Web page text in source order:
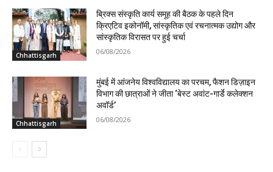
Chhattisgarh
ब्रिक्स संस्कृति कार्य समूह की बैठक के पहले दिन
क्रिएटिव इकोनॉमी, सांस्कृतिक एवं रचनात्मक उद्योग और
सांस्कृतिक विरासत पर हुई चर्चा
06/08/2026
Chhattisgarh
मुंबई में आंजनेय विश्वविद्यालय का परचम, फैशन डिज़ाइन
विभाग की छात्राओं ने जीता ‘बेस्ट अवांट-गार्डे कलेक्शन
अवॉर्ड’
06/08/2026